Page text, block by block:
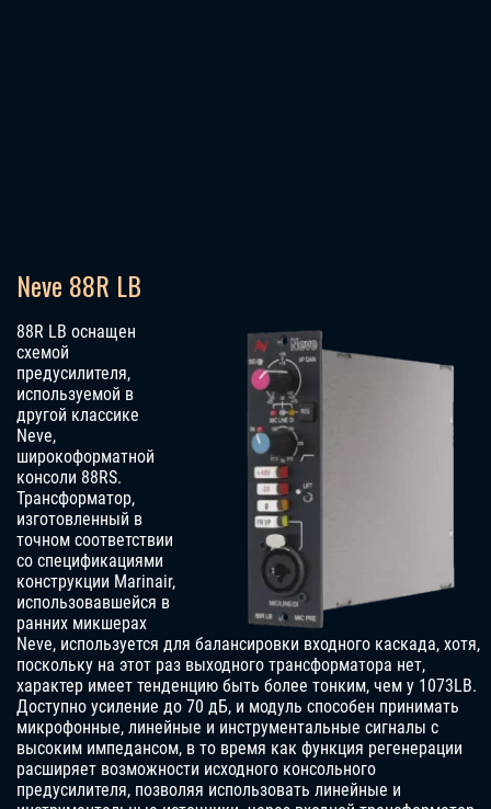
Neve 88R LB
88R LB оснащен
схемой
предусилителя,
используемой в
другой классике
Neve,
широкоформатной
консоли 88RS.
Трансформатор,
изготовленный в
точном соответствии
со спецификациями
конструкции Marinair,
использовавшейся в
ранних микшерах
Neve, используется для балансировки входного каскада, хотя,
поскольку на этот раз выходного трансформатора нет,
характер имеет тенденцию быть более тонким, чем у 1073LB.
Доступно усиление до 70 дБ, и модуль способен принимать
микрофонные, линейные и инструментальные сигналы с
высоким импедансом, в то время как функция регенерации
расширяет возможности исходного консольного
предусилителя, позволяя использовать линейные и